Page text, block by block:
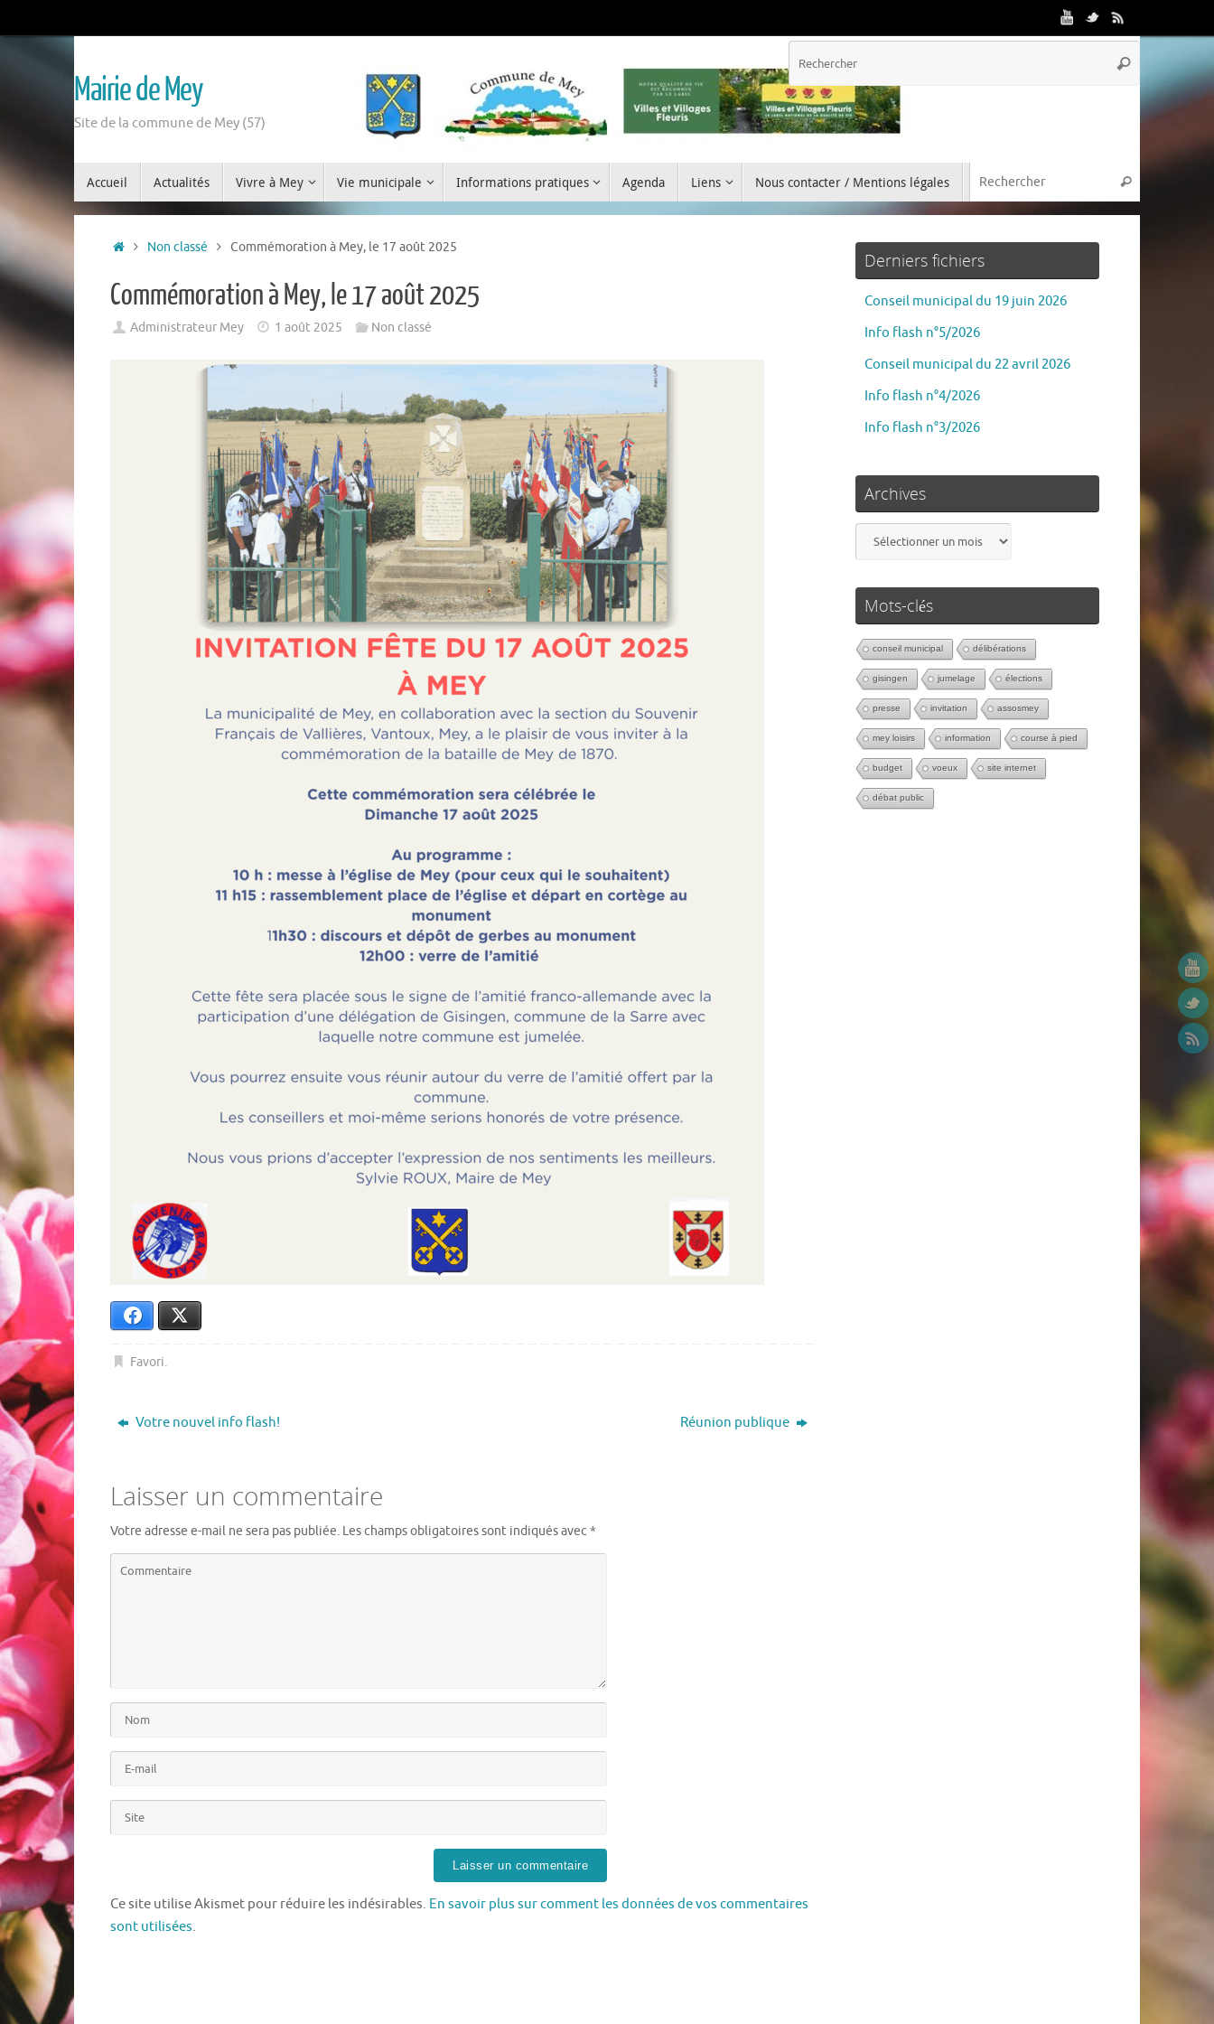
Mairie de Mey
Site de la commune de Mey (57)
Accueil Actualités Vivre à Mey Vie municipale Informations pratiques Agenda Liens Nous contacter / Mentions légales
Non classé Commémoration à Mey, le 17 août 2025
Commémoration à Mey, le 17 août 2025
Administrateur Mey 1 août 2025 Non classé
Facebook
Favori.
Votre nouvel info flash! Réunion publique
Laisser un commentaire
Votre adresse e-mail ne sera pas publiée. Les champs obligatoires sont indiqués avec *
Ce site utilise Akismet pour réduire les indésirables. En savoir plus sur comment les données de vos commentaires
sont utilisées.
Derniers fichiers
Conseil municipal du 19 juin 2026
Info flash n°5/2026
Conseil municipal du 22 avril 2026
Info flash n°4/2026
Info flash n°3/2026
Archives
Mots-clés
conseil municipal délibérations
gisingen jumelage élections
presse invitation assosmey
mey loisirs information course à pied
budget voeux site internet
débat public